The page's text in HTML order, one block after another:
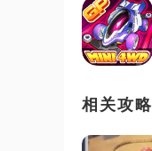
相关攻略